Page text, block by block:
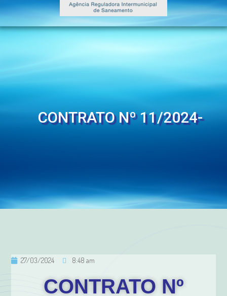
CONTRATO Nº 11/2024-
27/03/2024 8:48 am
CONTRATO Nº